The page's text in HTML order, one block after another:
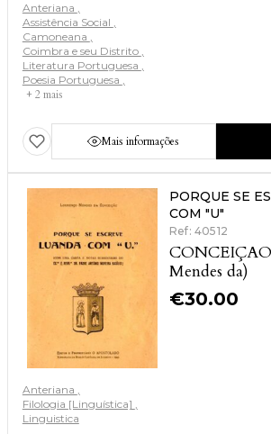
Anteriana
Assistência Social
Camoneana
Coimbra e seu Distrito
Literatura Portuguesa
Poesia Portuguesa
+ 2 mais
Mais informações
PORQUE SE
COM "U"
Ref: 40512
Mendes da)
€30.00
Anteriana
Filologia [Linguística]
Linguistica